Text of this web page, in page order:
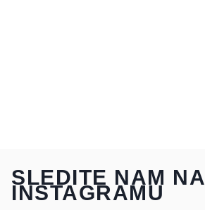
SLEDITE NAM NA
INSTAGRAMU